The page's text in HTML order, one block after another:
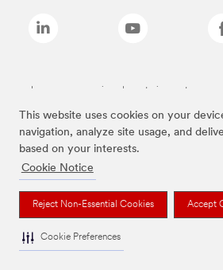
This website uses cookies on your
navigation, analyze site usage, and
based on your interests.
Cookie Notice
Reject Non-Essential Cookies Accept
Cookie Preferences
Las marcas mencionadas anteriormente son